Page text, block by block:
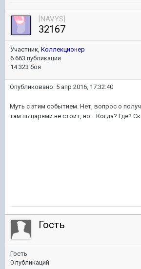
[NAVYS]
32167
Участник, Коллекционер
6 663 публикации
14 323 боя
Опубликовано: 5 апр 2016, 17:32:40
Муть с этим событием. Нет, вопрос о
там пыцарями не стоит, но... Когда? Где?
Гость
Гость
0 публикаций